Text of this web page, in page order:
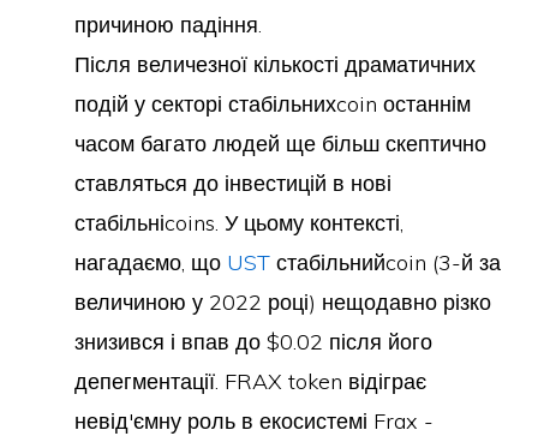
причиною падіння.
Після величезної кількості драматичних
подій у секторі стабільнихcoin останнім
часом багато людей ще більш скептично
ставляться до інвестицій в нові
стабільніcoins. У цьому контексті,
нагадаємо, що UST стабільнийcoin (3-й за
величиною у 2022 році) нещодавно різко
знизився і впав до $0.02 після його
депегментації. FRAX token відіграє
невід'ємну роль в екосистемі Frax -